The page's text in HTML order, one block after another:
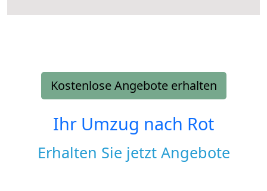
Kostenlose Angebote erhalten
Ihr Umzug nach Rot
Erhalten Sie jetzt Angebote